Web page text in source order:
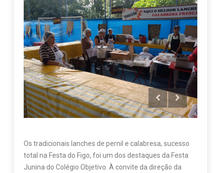
Os tradicionais lanches de pernil e calabresa, sucesso
total na Festa do Figo, foi um dos destaques da Festa
Junina do Colégio Objetivo. À convite da direção da